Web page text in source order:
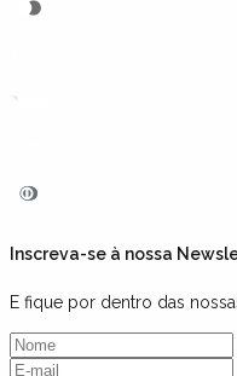
Inscreva-se à nossa
E fique por dentro das